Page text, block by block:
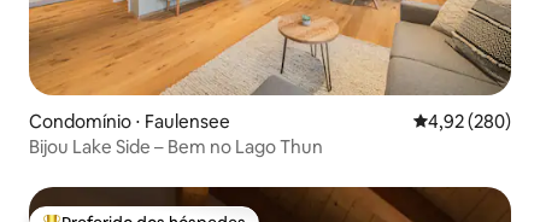
Condomínio ⋅ Faulensee 4,92 de uma
4,92 (280)
Bijou Lake Side – Bem no Lago Thun